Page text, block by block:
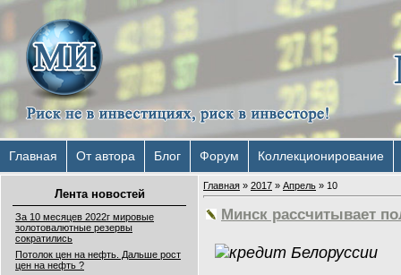
Главная От автора Блог Форум Коллекционирование
Лента новостей
За 10 месяцев 2022г мировые
золотовалютные резервы
сократились
Потолок цен на нефть. Дальше рост
цен на нефть ?
Главная » 2017 » Апрель » 10
Минск рассчитывает